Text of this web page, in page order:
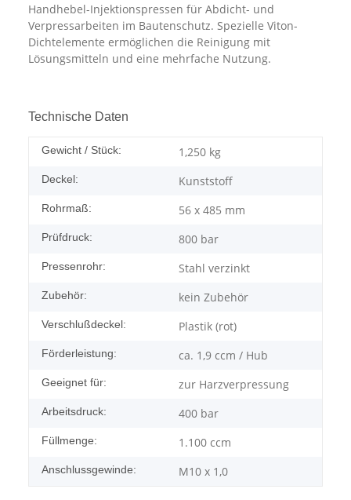
Handhebel-Injektionspressen für Abdicht- und
Verpressarbeiten im Bautenschutz. Spezielle Viton-
Dichtelemente ermöglichen die Reinigung mit
Lösungsmitteln und eine mehrfache Nutzung.
Technische Daten
Gewicht / Stück: 1,250 kg
Deckel: Kunststoff
Rohrmaß: 56 x 485 mm
Prüfdruck: 800 bar
Pressenrohr: Stahl verzinkt
Zubehör: kein Zubehör
Verschlußdeckel: Plastik (rot)
Förderleistung: ca. 1,9 ccm / Hub
Geeignet für: zur Harzverpressung
Arbeitsdruck: 400 bar
Füllmenge: 1.100 ccm
Anschlussgewinde: M10 x 1,0